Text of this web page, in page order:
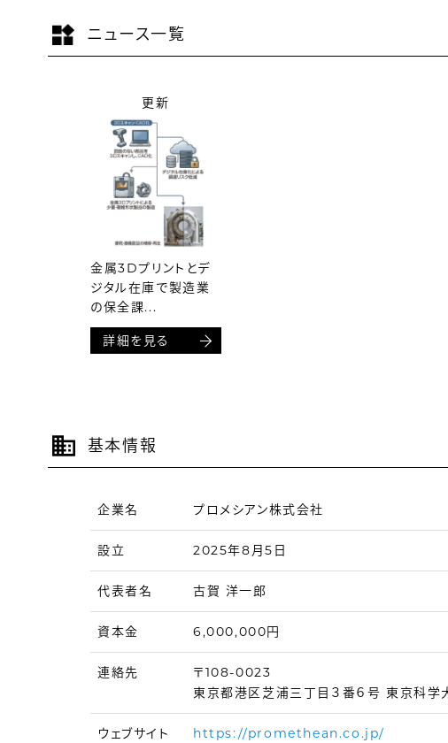
ニュース一覧
更新
金属3Dプリントとデ
ジタル在庫で製造業
の保全課...
詳細を見る
基本情報
企業名 プロメシアン株式会社
設立 2025年8月5日
代表者名 古賀 洋一郎
資本金 6,000,000円
連絡先
〒108-0023
東京都港区芝浦三丁目３番６号 東京科学
ウェブサイト https://promethean.co.jp/